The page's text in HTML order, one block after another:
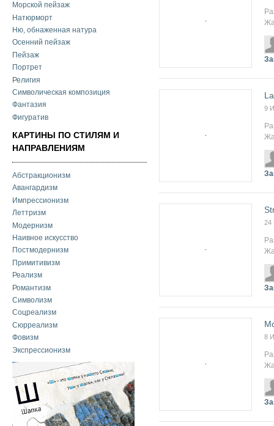
Морской пейзаж
Натюрморт
Ню, обнаженная натура
Осенний пейзаж
Пейзаж
Портрет
Религия
Символическая композиция
Фантазия
Фигуратив
КАРТИНЫ ПО СТИЛЯМ И
НАПРАВЛЕНИЯМ
Абстракционизм
Авангардизм
Импрессионизм
Леттризм
Модернизм
Наивное искусство
Постмодернизм
Примитивизм
Реализм
Романтизм
Символизм
Соцреализм
Сюрреализм
Фовизм
Экспрессионизм
9
8